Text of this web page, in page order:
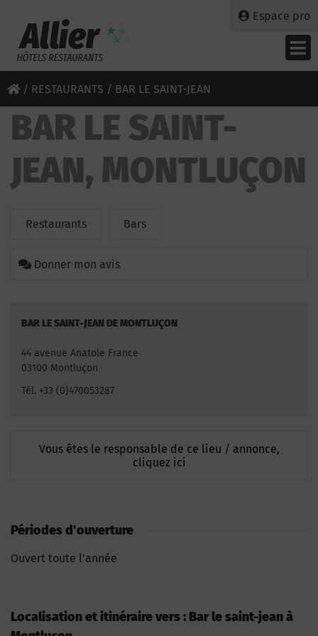
Espace pro
/ RESTAURANTS / BAR LE SAINT-JEAN
BAR LE SAINT-
JEAN, MONTLUÇON
Restaurants Bars
Donner mon avis
BAR LE SAINT-JEAN DE MONTLUÇON
44 avenue Anatole France
03100 Montluçon
Tél. +33 (0)470053287
Vous êtes le responsable de ce lieu / annonce,
cliquez ici
Périodes d'ouverture
Ouvert toute l'année
Localisation et itinéraire vers : Bar le saint-jean à